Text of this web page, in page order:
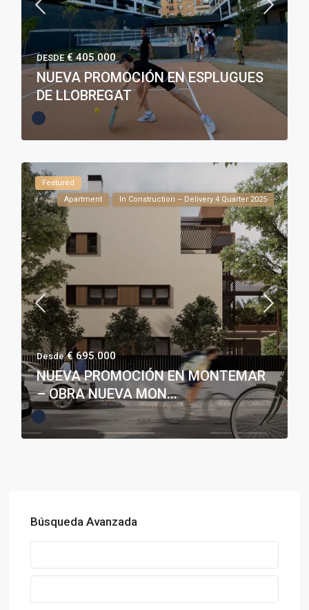
DESDE€ 405.000
NUEVA PROMOCIÓN EN ESPLUGUES
DE LLOBREGAT
Featured
Apartment
In Construction – Delivery 4 Quarter 2025
Desde€ 695.000
NUEVA PROMOCIÓN EN MONTEMAR
– OBRA NUEVA MON...
Búsqueda Avanzada